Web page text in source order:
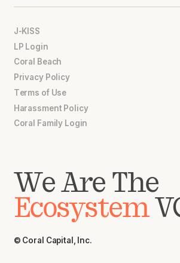
J-KISS
LP Login
Coral Beach
Privacy Policy
Terms of Use
Harassment Policy
Coral Family Login
We Are The
Ecosystem
© Coral Capital, Inc.